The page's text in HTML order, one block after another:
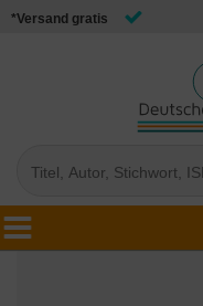
*Versand gratis